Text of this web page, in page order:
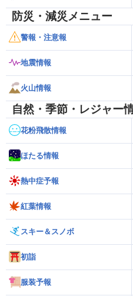
防災・減災メニュー
警報・注意報
地震情報
火山情報
自然・季節・レジャー
花粉飛散情報
ほたる情報
熱中症予報
紅葉情報
スキー＆スノボ
初詣
服装予報